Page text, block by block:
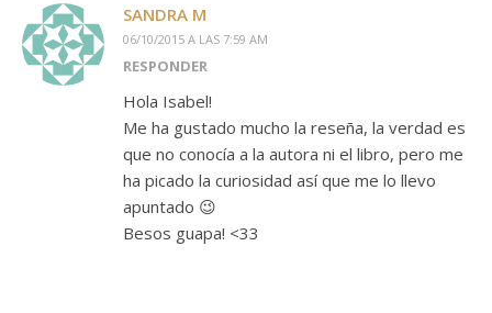
SANDRA M
06/10/2015 A LAS 7:59 AM
RESPONDER
Hola Isabel!
Me ha gustado mucho la reseña, la verdad es
que no conocía a la autora ni el libro, pero me
ha picado la curiosidad así que me lo llevo
apuntado 😉
Besos guapa! <33